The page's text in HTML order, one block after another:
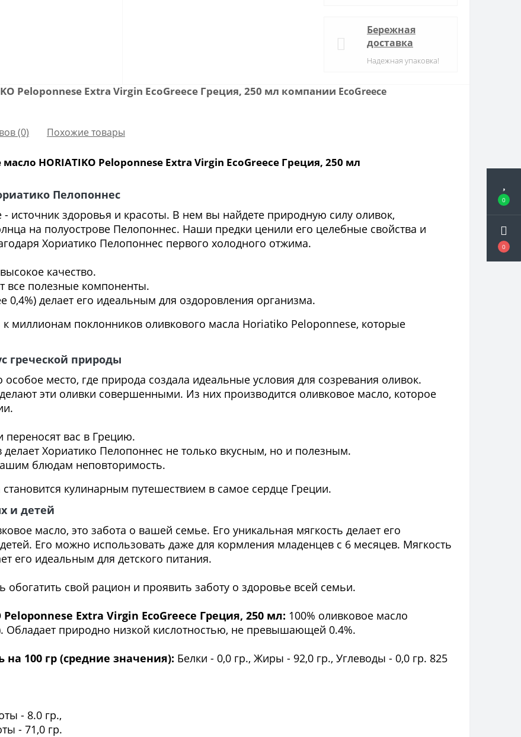
0
0
Бережная
доставка
Надежная упаковка!
Peloponnese Extra Virgin EcoGreece Греция, 250 мл компании EcoGreece
(0) Похожие товары
HORIATIKO Peloponnese Extra Virgin EcoGreece Греция, 250 мл
Пелопоннес
источник здоровья и красоты. В нем вы найдете природную силу оливок,
на полуострове Пелопоннес. Наши предки ценили его целебные свойства и
Хориатико Пелопоннес первого холодного отжима.
качество.
все полезные компоненты.
0,4%) делает его идеальным для оздоровления организма.
миллионам поклонников оливкового масла Horiatiko Peloponnese, которые
греческой природы
место, где природа создала идеальные условия для созревания оливок.
эти оливки совершенными. Из них производится оливковое масло, которое
вас в Грецию.
Хориатико Пелопоннес не только вкусным, но и полезным.
блюдам неповторимость.
кулинарным путешествием в самое сердце Греции.
и детей
масло, это забота о вашей семье. Его уникальная мягкость делает его
Его можно использовать даже для кормления младенцев с 6 месяцев. Мягкость
его идеальным для детского питания.
свой рацион и проявить заботу о здоровье всей семьи.
Extra Virgin EcoGreece Греция, 250 мл: 100% оливковое масло
Обладает природно низкой кислотностью, не превышающей 0.4%.
100 гр (средние значения): Белки - 0,0 гр., Жиры - 92,0 гр., Углеводы - 0,0 гр. 825
- 8.0 гр.,
- 71,0 гр.